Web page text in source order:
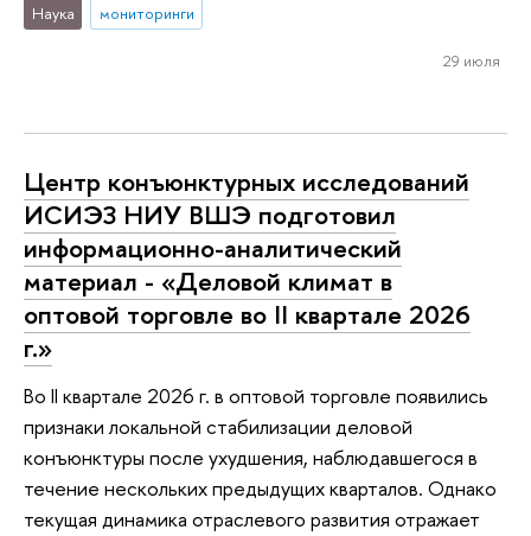
Наука мониторинги
29 июля
Центр конъюнктурных исследований
ИСИЭЗ НИУ ВШЭ подготовил
информационно-аналитический
материал - «Деловой климат в
оптовой торговле во II квартале 2026
г.»
Во II квартале 2026 г. в оптовой торговле появились
признаки локальной стабилизации деловой
конъюнктуры после ухудшения, наблюдавшегося в
течение нескольких предыдущих кварталов. Однако
текущая динамика отраслевого развития отражает